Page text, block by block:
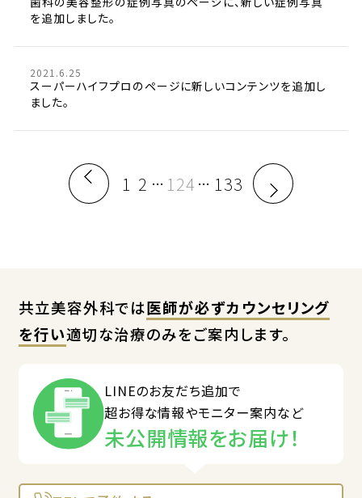
を追加しました。
2021.6.25
スーパーハイフプロのページに新しいコンテンツを追加し
ました。
1 2 … 124 … 133
共立美容外科では医師が必ずカウンセリング
を行い適切な治療のみをご案内します。
LINEのお友だち追加で
超お得な情報やモニター案内など
未公開情報をお届け！